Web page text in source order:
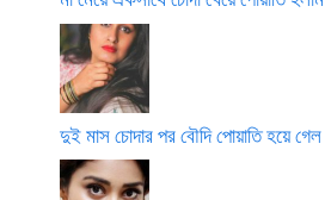
দুই মাস চোদার পর বৌদি পোয়াতি হয়ে গেল